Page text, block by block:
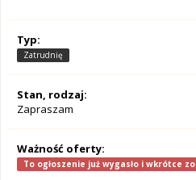
Typ:
Zatrudnię
Stan, rodzaj:
Zapraszam
Ważność oferty:
To ogłoszenie już wygasło i wkrótce